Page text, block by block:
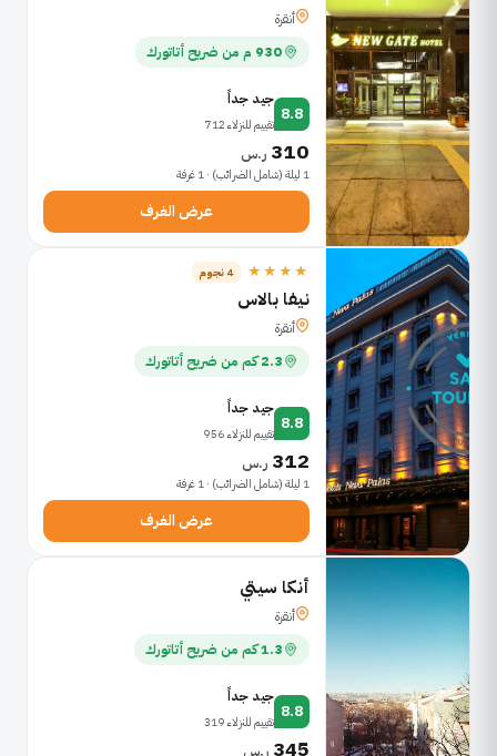
أنقرة
930 م من ضريح أتاتورك
8.8
جيد جداً
تقييم للنزلاء 712
310 ر.س
1 ليلة (شامل الضرائب) · 1 غرفة
عرض الغرف
★★★★ 4 نجوم
نيفا بالاس
أنقرة
2.3 كم من ضريح أتاتورك
8.8
جيد جداً
تقييم للنزلاء 956
312 ر.س
1 ليلة (شامل الضرائب) · 1 غرفة
عرض الغرف
أنكا سيتي
أنقرة
1.3 كم من ضريح أتاتورك
8.8
جيد جداً
تقييم للنزلاء 319
345 ر.س